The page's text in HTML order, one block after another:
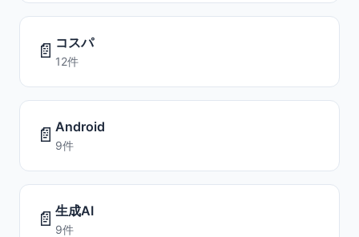
📄 コスパ
12件
📄 Android
9件
📄 生成AI
9件